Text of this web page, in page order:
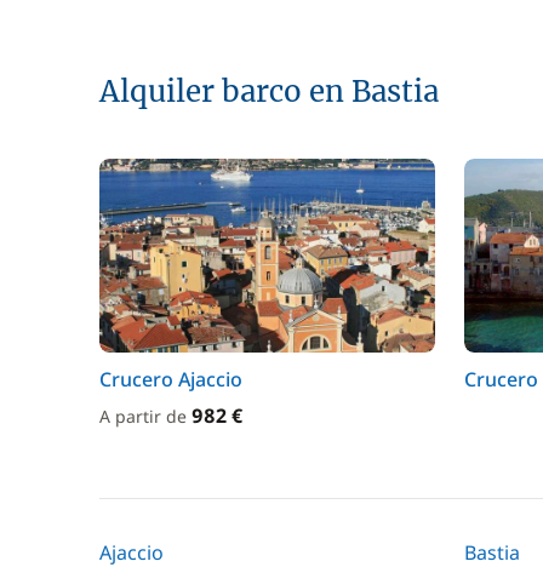
Alquiler barco en Bastia
Crucero Ajaccio
A partir de 982 €
Ajaccio
Bastia